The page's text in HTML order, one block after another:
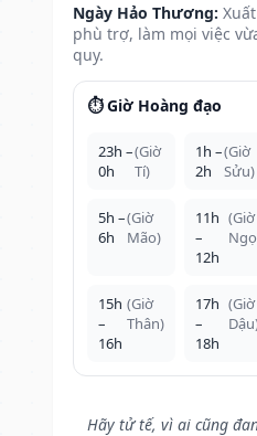
Ngày Hảo Thương:
phù trợ, làm mọi việc
quy.
⏱️ Giờ Hoàng đạo
23h –
0h
(Giờ
Tí)
1h –
2h
(Giờ
Sửu)
5h –
6h
(Giờ
Mão)
11h
–
12h
(Giờ
15h
–
16h
(Giờ
Thân)
17h
–
18h
(Giờ
Hãy tử tế, vì ai cũng